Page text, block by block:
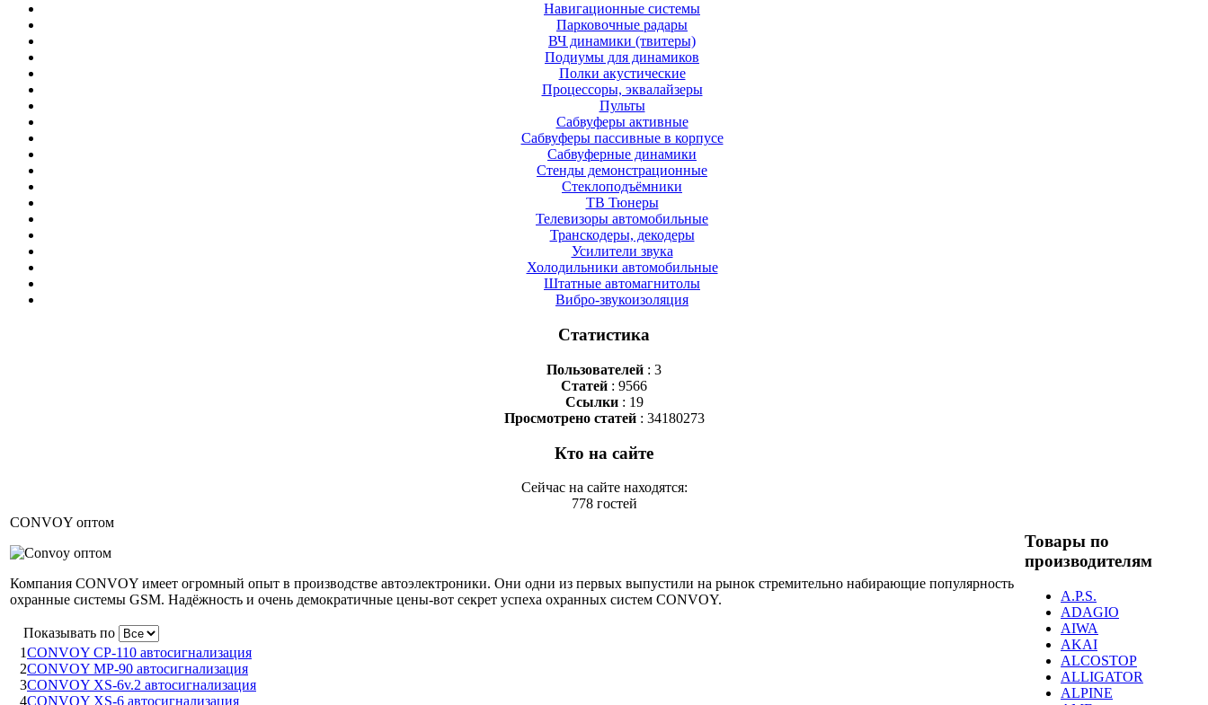
Навигационные системы
Парковочные радары
ВЧ динамики (твитеры)
Подиумы для динамиков
Полки акустические
Процессоры, эквалайзеры
Пульты
Сабвуферы активные
Сабвуферы пассивные в корпусе
Сабвуферные динамики
Стенды демонстрационные
Стеклоподъёмники
ТВ Тюнеры
Телевизоры автомобильные
Транскодеры, декодеры
Усилители звука
Холодильники автомобильные
Штатные автомагнитолы
Вибро-звукоизоляция
Статистика
Пользователей : 3
Статей : 9566
Ссылки: 19
Просмотрено статей: 34180273
Кто на сайте
Сейчас на сайте находятся:
778 гостей
CONVOY оптом
Компания CONVOY имеет огромный опыт в производстве автоэлектроники. Они одни из первых выпустили на рынок стремительно набирающие популярность
охранные системы GSM. Надёжность и очень демократичные цены-вот секрет успеха охранных систем CONVOY.
Показывать по
1CONVOY CP-110 автосигнализация
2CONVOY MP-90 автосигнализация
3CONVOY XS-6v.2 автосигнализация
4CONVOY XS-6 автосигнализация
Товары по
производителям
A.P.S.
ADAGIO
AIWA
AKAI
ALCOSTOP
ALLIGATOR
ALPINE